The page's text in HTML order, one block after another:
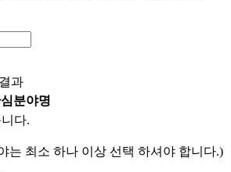
과
분야명
다.
는 최소 하나 이상 선택 하셔야 합니다.)